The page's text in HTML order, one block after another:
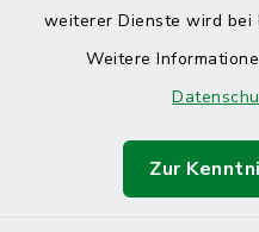
weiterer Dienste wird bei
Weitere
Zur
Cookie-